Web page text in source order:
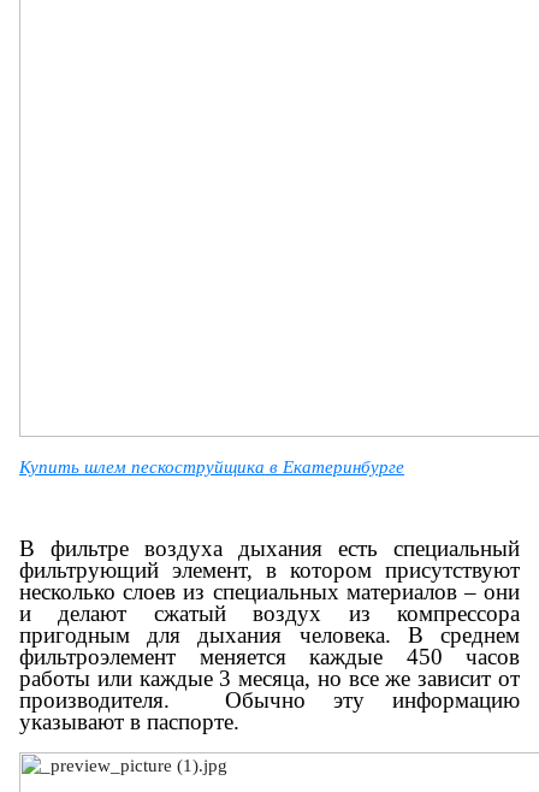
Купить шлем пескоструйщика в Екатеринбурге
В фильтре воздуха дыхания есть специальный
фильтрующий элемент, в котором присутствуют
несколько слоев из специальных материалов – они
и делают сжатый воздух из компрессора
пригодным для дыхания человека. В среднем
фильтроэлемент меняется каждые 450 часов
работы или каждые 3 месяца, но все же зависит от
производителя. Обычно эту информацию
указывают в паспорте.